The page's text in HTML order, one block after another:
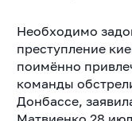
Необходимо
преступление
поимённо
команды
Донбассе,